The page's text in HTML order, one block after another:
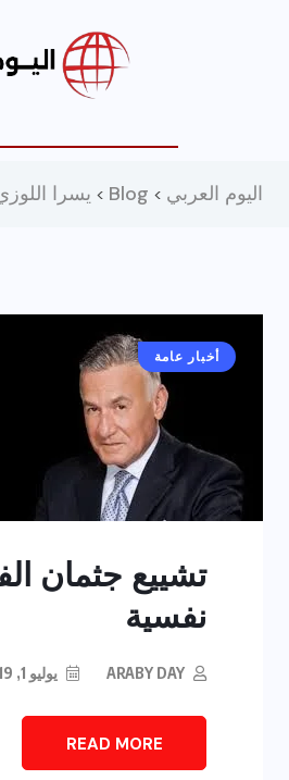
اليوم العربي >
Blog
> يسرا
أخبار عامة
تشييع جثمان
نفسية
ARABY DAY يوليو 1, 2019
READ MORE